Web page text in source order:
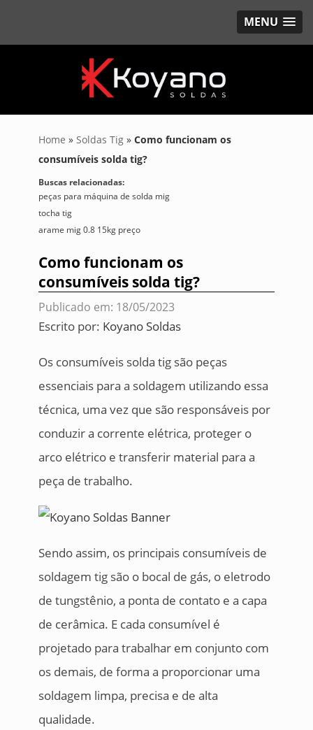
MENU
Home » Soldas Tig » Como funcionam os
consumíveis solda tig?
Buscas relacionadas:
peças para máquina de solda mig
tocha tig
arame mig 0.8 15kg preço
Como funcionam os
consumíveis solda tig?
Publicado em: 18/05/2023
Escrito por: Koyano Soldas
Os consumíveis solda tig são peças
essenciais para a soldagem utilizando essa
técnica, uma vez que são responsáveis por
conduzir a corrente elétrica, proteger o
arco elétrico e transferir material para a
peça de trabalho.
Sendo assim, os principais consumíveis de
soldagem tig são o bocal de gás, o eletrodo
de tungstênio, a ponta de contato e a capa
de cerâmica. E cada consumível é
projetado para trabalhar em conjunto com
os demais, de forma a proporcionar uma
soldagem limpa, precisa e de alta
qualidade.